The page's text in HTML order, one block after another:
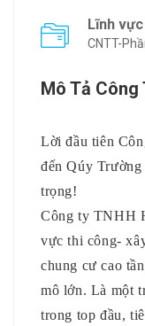
Lĩnh vực
CNTT-
Mô Tả Công
Lời đầu tiên
đến Qúy
trọng!
Công ty TNHH
vực thi công-
chung cư cao
mô lớn. Là một
trong top đầu,